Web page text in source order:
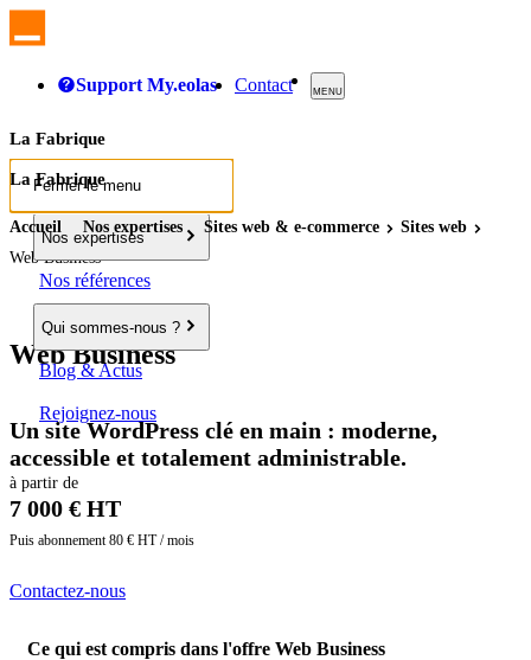
Support My.eolas Contact MENU
La Fabrique
Fermer le menu
Nos expertises
Nos références
Qui sommes-nous ?
Blog & Actus
Rejoignez-nous
La Fabrique
Accueil Nos expertises Sites web & e-commerce Sites web
Web Business
Web Business
Un site WordPress clé en main : moderne,
accessible et totalement administrable.
à partir de
7 000 € HT
Puis abonnement 80 € HT / mois
Contactez-nous
Ce qui est compris dans l'offre Web Business